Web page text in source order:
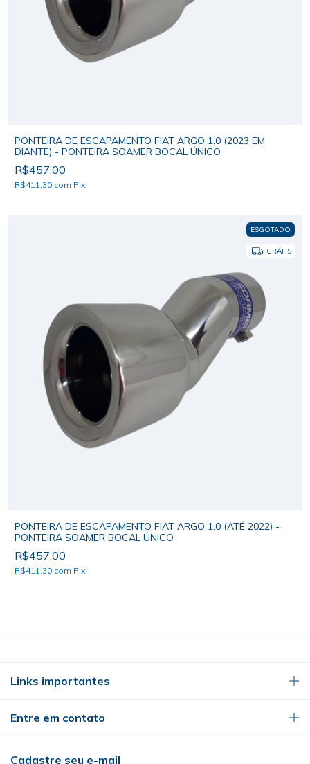
PONTEIRA DE ESCAPAMENTO FIAT ARGO 1.0 (2023 EM
DIANTE) - PONTEIRA SOAMER BOCAL ÚNICO
R$457,00
R$411,30 com Pix
ESGOTADO
GRÁTIS
PONTEIRA DE ESCAPAMENTO FIAT ARGO 1.0 (ATÉ 2022) -
PONTEIRA SOAMER BOCAL ÚNICO
R$457,00
R$411,30 com Pix
Links importantes
Entre em contato
Cadastre seu e-mail